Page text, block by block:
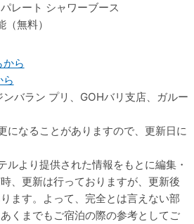
レート シャワーブース
無料）
ら
ら
バラン プリ、GOHバリ支店、ガルー
になることがありますので、更新日に
ルより提供された情報をもとに編集・
、更新は行っておりますが、更新後
ます。よって、完全とは言えない部
くまでもご宿泊の際の参考としてご